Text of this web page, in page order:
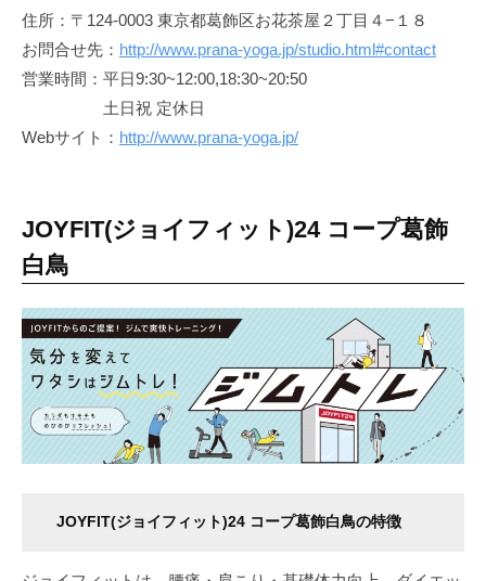
住所：〒124-0003 東京都葛飾区お花茶屋２丁目４−１８
お問合せ先： http://www.prana-yoga.jp/studio.html#contact
営業時間：平日9:30~12:00,18:30~20:50
土日祝 定休日
Webサイト： http://www.prana-yoga.jp/
JOYFIT(ジョイフィット)24 コープ葛飾
白鳥
JOYFIT(ジョイフィット)24 コープ葛飾白鳥の特徴